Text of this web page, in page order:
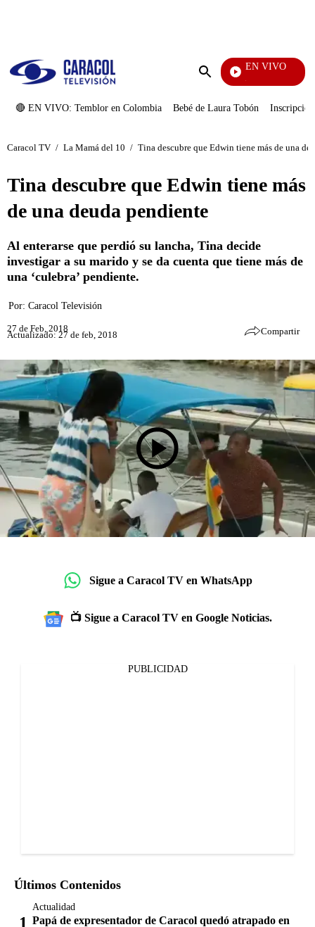
Enviar
EN VIVO
Noticias Caracol
🔴 EN VIVO: Temblor en Colombia Bebé de Laura Tobón
Caracol TV / La Mamá del 10 / Tina descubre que Edwin tiene más de una
Tina descubre que Edwin tiene más
de una deuda pendiente
Al enterarse que perdió su lancha, Tina decide
investigar a su marido y se da cuenta que tiene más de
una ‘culebra’ pendiente.
Por: Caracol Televisión
27 de Feb, 2018
Actualizado: 27 de feb, 2018 Compartir
Sigue a Caracol TV en WhatsApp
📺 Sigue a Caracol TV en Google Noticias.
PUBLICIDAD
Últimos Contenidos
Actualidad
Papá de expresentador de Caracol quedó atrapado en